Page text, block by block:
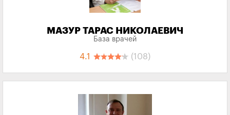
МАЗУР ТАРАС НИКОЛАЕВИЧ
База врачей
4.1 (108)